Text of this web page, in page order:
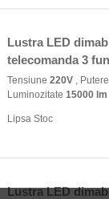
Lustra LED
telecomanda 3
Tensiune 220V , Putere
Luminozitate 15000 lm
Lipsa Stoc
Lustra LED